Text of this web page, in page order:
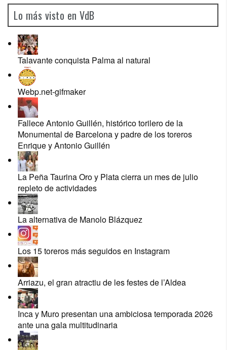
Lo más visto en VdB
Talavante conquista Palma al natural
Webp.net-gifmaker
Fallece Antonio Guillén, histórico torilero de la
Monumental de Barcelona y padre de los toreros
Enrique y Antonio Guillén
La Peña Taurina Oro y Plata cierra un mes de julio
repleto de actividades
La alternativa de Manolo Blázquez
Los 15 toreros más seguidos en Instagram
Arriazu, el gran atractiu de les festes de l’Aldea
Inca y Muro presentan una ambiciosa temporada 2026
ante una gala multitudinaria